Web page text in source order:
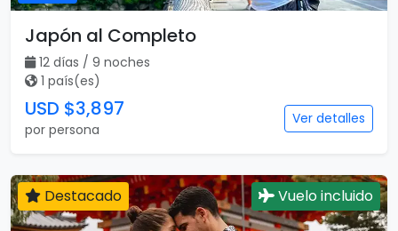
Japón al Completo
12 días / 9 noches
1 país(es)
USD $3,897
por persona
Ver detalles
Destacado Vuelo incluido